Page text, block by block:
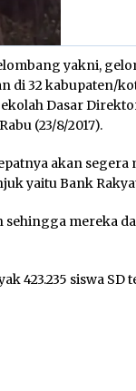
yakni,
di 32 kabupaten/
Dasar
(23/8/2017).
akan
yaitu Bank
mereka
423.235 siswa SD